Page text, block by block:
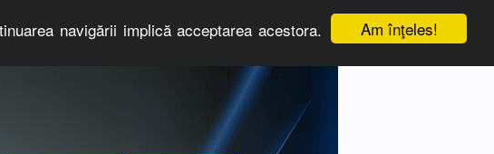
Am înţeles!
navigării implică acceptarea acestora.